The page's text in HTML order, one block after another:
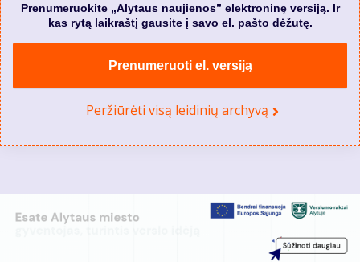
Prenumeruokite „Alytaus naujienos” elektroninę versiją. Ir
kas rytą laikraštį gausite į savo el. pašto dėžutę.
Prenumeruoti el. versiją
Peržiūrėti visą leidinių archyvą